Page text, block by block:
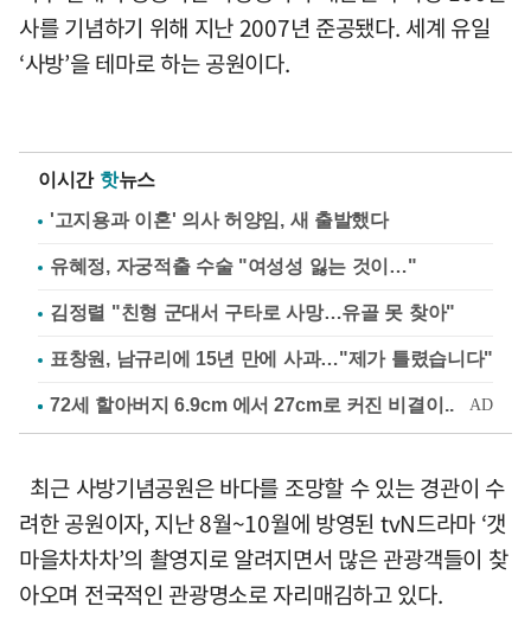
사를 기념하기 위해 지난 2007년 준공됐다. 세계 유일
‘사방’을 테마로 하는 공원이다.
이시간 핫뉴스
'고지용과 이혼' 의사 허양임, 새 출발했다
유혜정, 자궁적출 수술 "여성성 잃는 것이…"
김정렬 "친형 군대서 구타로 사망…유골 못 찾아"
표창원, 남규리에 15년 만에 사과…"제가 틀렸습니다"
최근 사방기념공원은 바다를 조망할 수 있는 경관이 수
려한 공원이자, 지난 8월~10월에 방영된 tvN드라마 ‘갯
마을차차차’의 촬영지로 알려지면서 많은 관광객들이 찾
아오며 전국적인 관광명소로 자리매김하고 있다.